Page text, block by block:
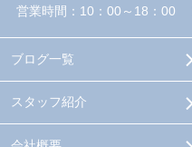
営業時間：10：00～18：00
ブログ一覧
スタッフ紹介